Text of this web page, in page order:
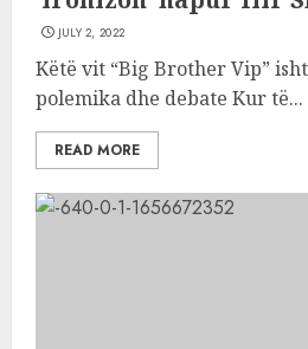
JULY 2, 2022
Këtë vit “Big Brother Vip”
polemika dhe debate Kur të...
READ MORE